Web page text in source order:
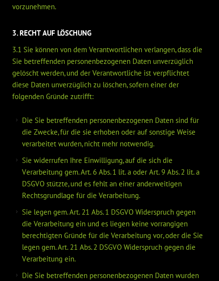
vorzunehmen.
3. RECHT AUF LÖSCHUNG
3.1 Sie können von dem Verantwortlichen verlangen, dass die
Sie betreffenden personenbezogenen Daten unverzüglich
gelöscht werden, und der Verantwortliche ist verpflichtet
diese Daten unverzüglich zu löschen, sofern einer der
folgenden Gründe zutrifft:
Die Sie betreffenden personenbezogenen Daten sind für
die Zwecke, für die sie erhoben oder auf sonstige Weise
verarbeitet wurden, nicht mehr notwendig.
Sie widerrufen Ihre Einwilligung, auf die sich die
Verarbeitung gem. Art. 6 Abs. 1 lit. a oder Art. 9 Abs. 2 lit. a
DSGVO stützte, und es fehlt an einer anderweitigen
Rechtsgrundlage für die Verarbeitung.
Sie legen gem. Art. 21 Abs. 1 DSGVO Widerspruch gegen
die Verarbeitung ein und es liegen keine vorrangigen
berechtigten Gründe für die Verarbeitung vor, oder die Sie
legen gem. Art. 21 Abs. 2 DSGVO Widerspruch gegen die
Verarbeitung ein.
Die Sie betreffenden personenbezogenen Daten wurden